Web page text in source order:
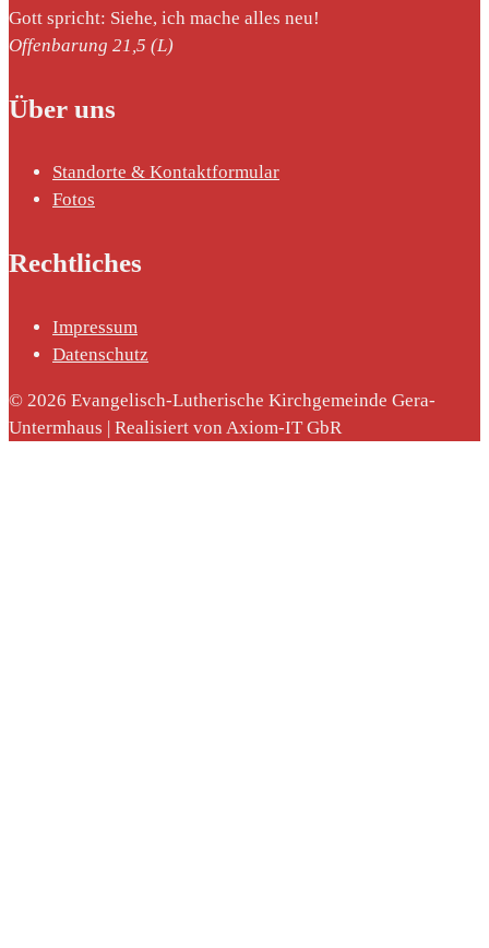
Gott spricht: Siehe, ich mache alles neu!
Offenbarung 21,5 (L)
Über uns
Standorte & Kontaktformular
Fotos
Rechtliches
Impressum
Datenschutz
© 2026 Evangelisch-Lutherische Kirchgemeinde Gera-
Untermhaus | Realisiert von Axiom-IT GbR